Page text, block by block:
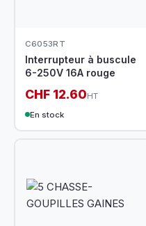
C6053RT
Interrupteur à buscule
6-250V 16A rouge
CHF 12.60HT
En stock